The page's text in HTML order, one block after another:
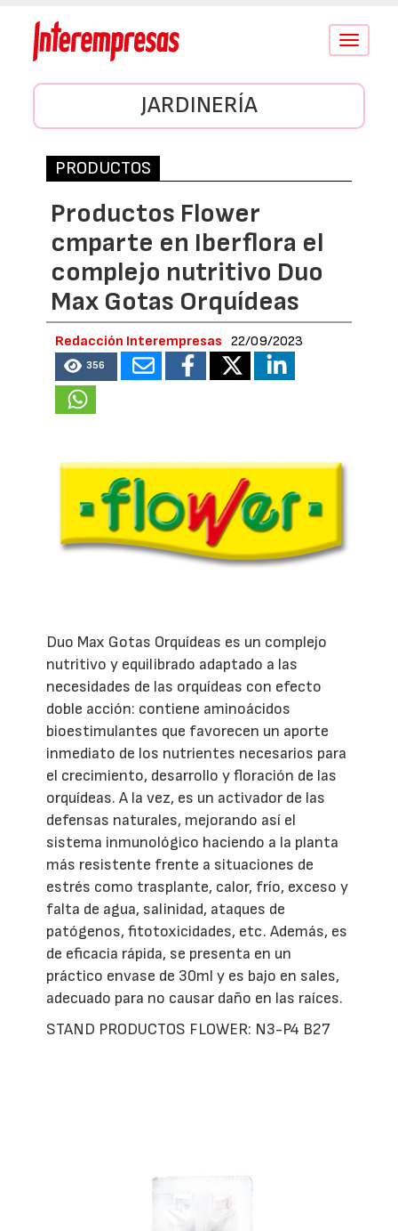
Conmutar
JARDINERÍA
PRODUCTOS
Productos Flower
cmparte en Iberflora el
complejo nutritivo Duo
Max Gotas Orquídeas
Redacción Interempresas 22/09/2023
356
Duo Max Gotas Orquídeas es un complejo
nutritivo y equilibrado adaptado a las
necesidades de las orquídeas con efecto
doble acción: contiene aminoácidos
bioestimulantes que favorecen un aporte
inmediato de los nutrientes necesarios para
el crecimiento, desarrollo y floración de las
orquídeas. A la vez, es un activador de las
defensas naturales, mejorando así el
sistema inmunológico haciendo a la planta
más resistente frente a situaciones de
estrés como trasplante, calor, frío, exceso y
falta de agua, salinidad, ataques de
patógenos, fitotoxicidades, etc. Además, es
de eficacia rápida, se presenta en un
práctico envase de 30ml y es bajo en sales,
adecuado para no causar daño en las raíces.
STAND PRODUCTOS FLOWER: N3-P4 B27